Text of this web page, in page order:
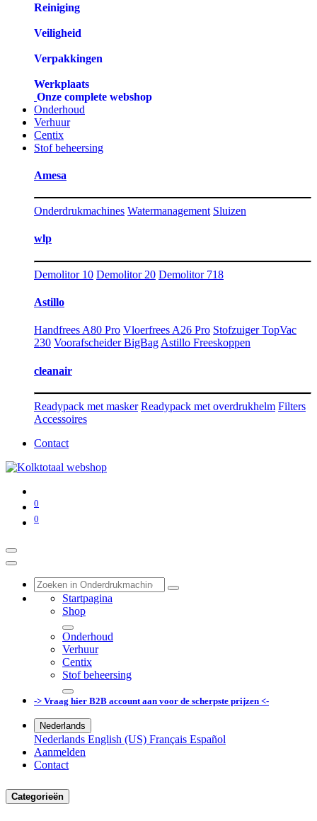
Reiniging
Veiligheid
Verpakkingen
Werkplaats
Onze complete webshop
Onderhoud
Verhuur
Centix
Stof beheersing
Amesa
Onderdrukmachines Watermanagement Sluizen
wlp
Demolitor 10 Demolitor 20 Demolitor 718
Astillo
Handfrees A80 Pro Vloerfrees A26 Pro Stofzuiger TopVac
230 Voorafscheider BigBag Astillo Freeskoppen
cleanair
Readypack met masker Readypack met overdrukhelm Filters
Accessoires
Contact
0
0
Startpagina
Shop
Onderhoud
Verhuur
Centix
Stof beheersing
-> Vraag hier B2B account aan voor de scherpste prijzen <-
Nederlands
Nederlands English (US) Français Español
Aanmelden
Contact
Categorieën